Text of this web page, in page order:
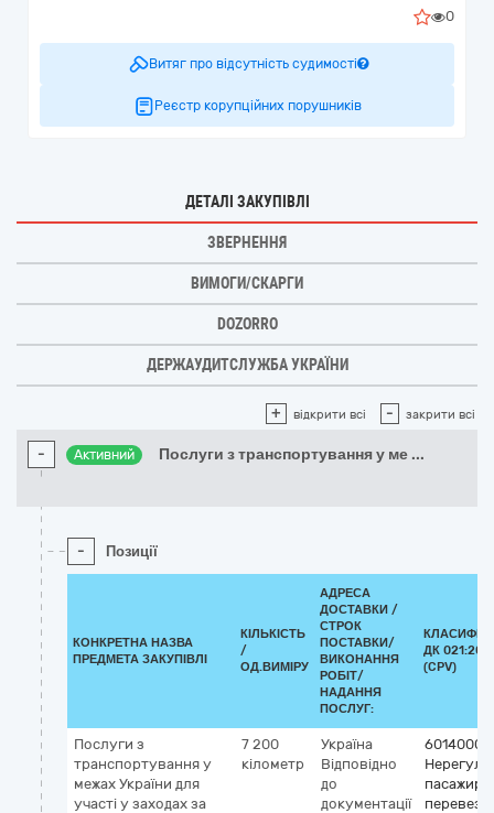
0
Витяг про відсутність судимості
Реєстр корупційних порушників
ДЕТАЛІ ЗАКУПІВЛІ
ЗВЕРНЕННЯ
ВИМОГИ/СКАРГИ
DOZORRO
ДЕРЖАУДИТСЛУЖБА УКРАЇНИ
+ відкрити всі - закрити всі
- Активний Послуги з транспортування у ме ...
- Позиції
КОНКРЕТНА НАЗВА
ПРЕДМЕТА ЗАКУПІВЛІ
КІЛЬКІСТЬ
/
ОД.ВИМІРУ
АДРЕСА
ДОСТАВКИ /
СТРОК
ПОСТАВКИ/
ВИКОНАННЯ
РОБІТ/
НАДАННЯ
ПОСЛУГ:
ДК
(CPV)
Послуги з
транспортування у
межах України для
участі у заходах за
7 200
кілометр
Україна
Відповідно
до
документації